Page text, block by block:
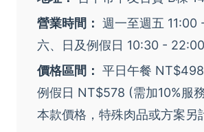
營業時間： 週一至週五 11:00
六、日及例假日 10:30 - 22:00
價格區間： 平日午餐
例假日 NT$578 (需加10%服
本款價格，特殊肉品或方案另